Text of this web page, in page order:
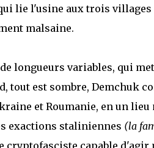
lie l'usine aux trois
malsaine.
longueurs variables, qui
tout est sombre, Demchuk
et Roumanie, en un
exactions staliniennes (la
cryptofasciste capable